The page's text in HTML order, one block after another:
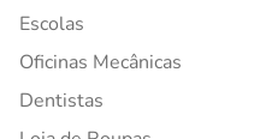
Escolas
Oficinas Mecânicas
Dentistas